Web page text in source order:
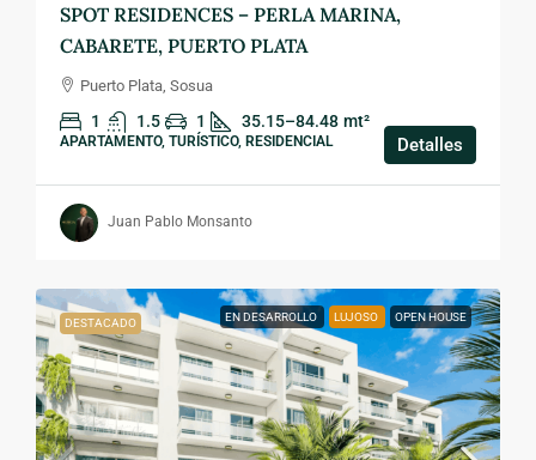
SPOT RESIDENCES – PERLA MARINA,
CABARETE, PUERTO PLATA
Puerto Plata, Sosua
1 1.5 1 35.15–84.48 mt²
APARTAMENTO, TURÍSTICO, RESIDENCIAL Detalles
Juan Pablo Monsanto
DESTACADO EN DESARROLLO LUJOSO OPEN HOUSE